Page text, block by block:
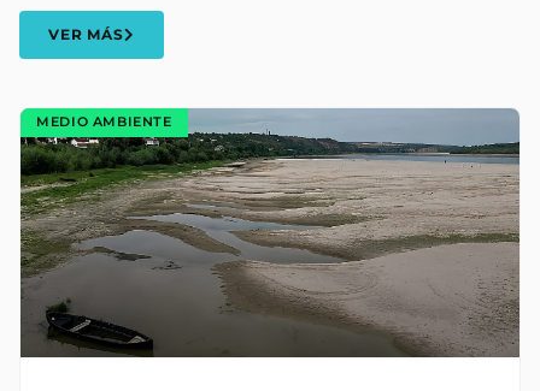
VER MÁS
MEDIO AMBIENTE